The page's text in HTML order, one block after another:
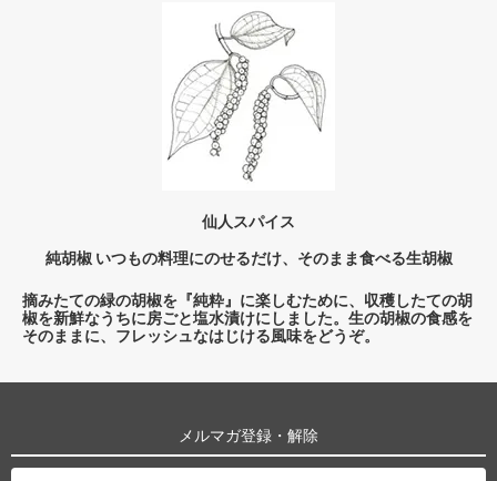
仙人スパイス
純胡椒 いつもの料理にのせるだけ、そのまま食べる生胡椒
摘みたての緑の胡椒を『純粋』に楽しむために、収穫したての胡
椒を新鮮なうちに房ごと塩水漬けにしました。生の胡椒の食感を
そのままに、フレッシュなはじける風味をどうぞ。
メルマガ登録・解除